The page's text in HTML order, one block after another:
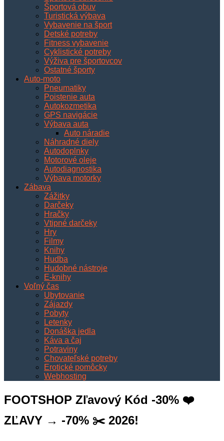
Športová obuv
Turistická výbava
Vybavenie na šport
Detské potreby
Fitness vybavenie
Cyklistické potreby
Výživa pre športovcov
Ostatné športy
Auto-moto
Pneumatiky
Poistenie auta
Autokozmetika
GPS navigácie
Výbava auta
Auto náradie
Náhradné diely
Autodoplnky
Motorové oleje
Autodiagnostika
Výbava motorky
Zábava
Zážitky
Darčeky
Hračky
Vtipné darčeky
Hry
Filmy
Knihy
Hudba
Hudobné nástroje
E-knihy
Voľný čas
Ubytovanie
Zájazdy
Pobyty
Letenky
Donáška jedla
Káva a čaj
Potraviny
Chovateľské potreby
Erotické pomôcky
Webhosting
FOOTSHOP Zľavový Kód -30% ❤️
ZĽAVY → -70% ✂️ 2026!